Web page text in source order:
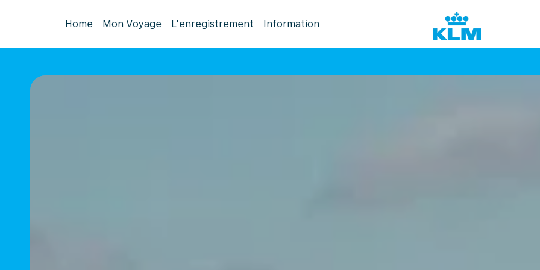
Home Mon Voyage L'enregistrement Information